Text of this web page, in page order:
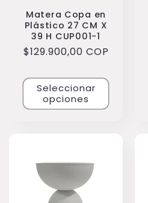
Matera Copa en
Plástico 27 CM X
39 H CUP001-1
Precio
$129.900,00 COP
Seleccionar
opciones